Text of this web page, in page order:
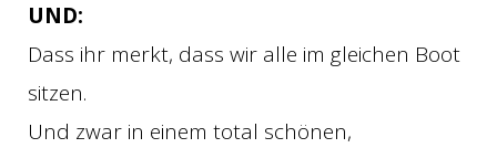
UND:
Dass ihr merkt, dass wir alle im gleichen Boot
sitzen.
Und zwar in einem total schönen,